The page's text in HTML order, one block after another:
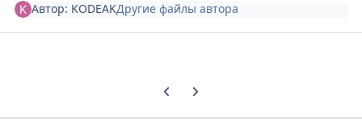
Автор: KODEAKДругие файлы автора
Предыдущий слайд карусели
Следующий слайд карусели